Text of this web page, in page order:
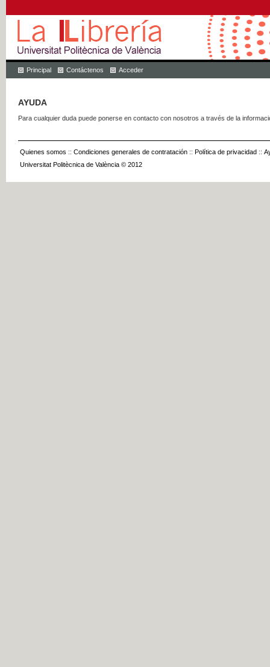
Principal Contáctenos Acceder
AYUDA
Para cualquier duda puede ponerse en contacto con nosotros a través de la
Quienes somos :: Condiciones generales de contratación :: Política de privacidad ::
Universitat Politècnica de València © 2012